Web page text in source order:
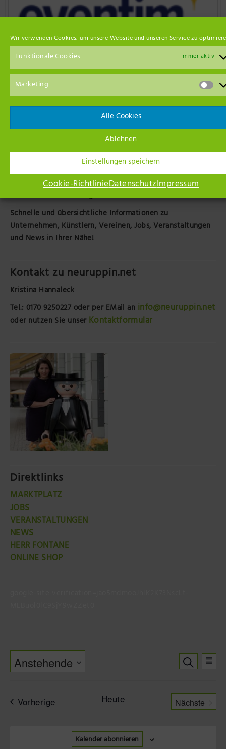
Wir verwenden Cookies, um unsere Website und unseren Service zu
Funktionale Cookies Immer aktiv
Marketing
Alle Cookies
Ablehnen
Einstellungen speichern
Cookie-RichtlinieDatenschutzImpressum
Ihr Netzwerk in der Region
Schnelle und übersichtliche Informationen zu
Unternehmen, Künstlern, Vereinen, Jobs, Veranstaltungen
und News in Ihrer Nähe!
Kontakt zu neuruppin.net
Kristina Hannaleck
Tel.: 0170 9250227 oder per EMail an info@neuruppin.net
oder nutzen Sie unser Kontaktformular
Direktlinks
MARKTPLATZ
JOBS
VERANSTALTUNGEN
NEWS
HERR FONTANE
ONLINE SHOP
Suche
Suche
Anstehende
VorherigeVeranstaltungen
Heute
Nächste
Kalender abonnieren